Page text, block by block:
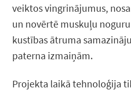
veiktos vingrinājumus,
un novērtē muskuļu
kustības ātruma
paterna izmaiņām.
Projekta laikā tehnoloģija